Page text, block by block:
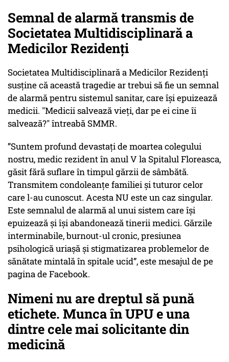
Semnal de alarmă transmis de
Societatea Multidisciplinară a
Medicilor Rezidenți
Societatea Multidisciplinară a Medicilor Rezidenți
susține că această tragedie ar trebui să fie un semnal
de alarmă pentru sistemul sanitar, care își epuizează
medicii. "Medicii salvează vieți, dar pe ei cine îi
salvează?" întreabă SMMR.
”Suntem profund devastați de moartea colegului
nostru, medic rezident în anul V la Spitalul Floreasca,
găsit fără suflare în timpul gărzii de sâmbătă.
Transmitem condoleanțe familiei și tuturor celor
care l-au cunoscut. Acesta NU este un caz singular.
Este semnalul de alarmă al unui sistem care își
epuizează și își abandonează tinerii medici. Gărzile
interminabile, burnout-ul cronic, presiunea
psihologică uriașă și stigmatizarea problemelor de
sănătate mintală în spitale ucid”, este mesajul de pe
pagina de Facebook.
Nimeni nu are dreptul să pună
etichete. Munca în UPU e una
dintre cele mai solicitante din
medicină